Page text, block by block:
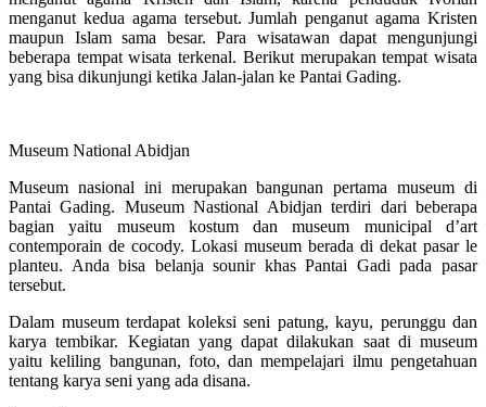
menganut kedua agama tersebut. Jumlah penganut agama Kristen
maupun Islam sama besar. Para wisatawan dapat mengunjungi
beberapa tempat wisata terkenal. Berikut merupakan tempat wisata
yang bisa dikunjungi ketika Jalan-jalan ke Pantai Gading.
Museum National Abidjan
Museum nasional ini merupakan bangunan pertama museum di
Pantai Gading. Museum Nastional Abidjan terdiri dari beberapa
bagian yaitu museum kostum dan museum municipal d’art
contemporain de cocody. Lokasi museum berada di dekat pasar le
planteu. Anda bisa belanja sounir khas Pantai Gadi pada pasar
tersebut.
Dalam museum terdapat koleksi seni patung, kayu, perunggu dan
karya tembikar. Kegiatan yang dapat dilakukan saat di museum
yaitu keliling bangunan, foto, dan mempelajari ilmu pengetahuan
tentang karya seni yang ada disana.